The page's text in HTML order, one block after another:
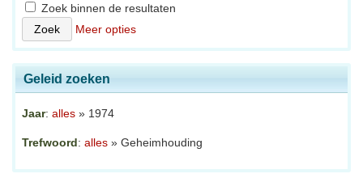
Zoek binnen de resultaten
Meer opties
Geleid zoeken
Jaar: alles » 1974
Trefwoord: alles » Geheimhouding